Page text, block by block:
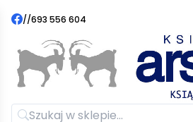
//693 556 604